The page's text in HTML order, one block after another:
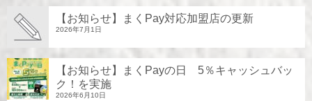
【お知らせ】まくPay対応加盟店の更新
2026年7月1日
【お知らせ】まくPayの日 5％キャッシュバッ
ク！を実施
2026年6月10日